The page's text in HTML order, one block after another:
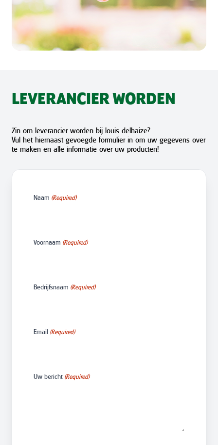
LEVERANCIER WORDEN
Zin om leverancier worden bij louis delhaize?
Vul het hiernaast gevoegde formulier in om uw gegevens over
te maken en alle informatie over uw producten!
Naam (Required)
Voornaam (Required)
Bedrijfsnaam (Required)
Email (Required)
Uw bericht (Required)